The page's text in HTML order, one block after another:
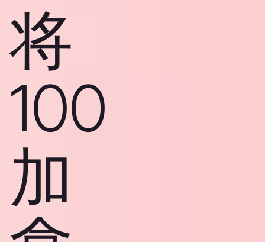
将
100
加